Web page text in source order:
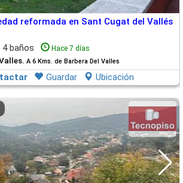
reformada en Sant Cugat del Vallés
4 baños Hace 7 días
A 6 Kms. de Barbera Del Valles
Guardar Ubicación